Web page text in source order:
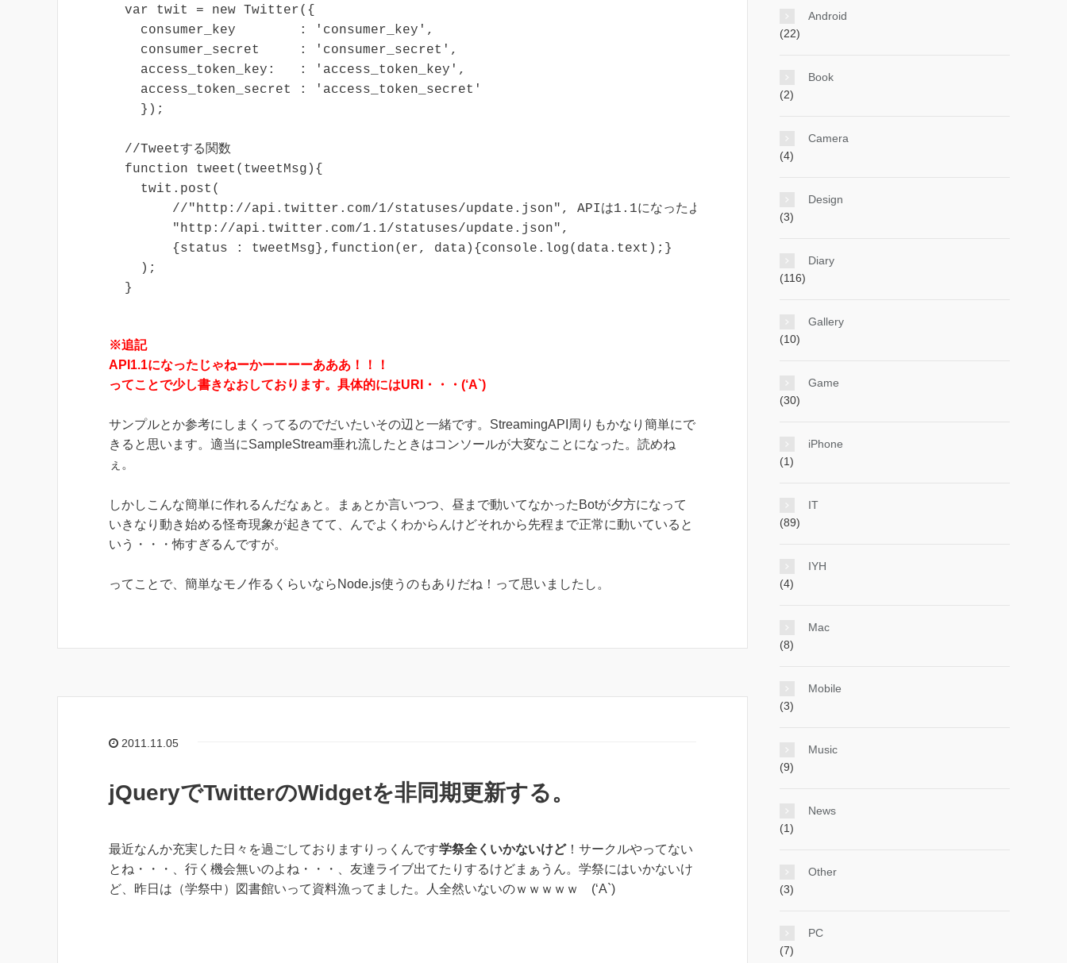
var twit = new Twitter({
  consumer_key        : 'consumer_key',
  consumer_secret     : 'consumer_secret',
  access_token_key:   : 'access_token_key',
  access_token_secret : 'access_token_secret'
  });
//Tweetする関数
function tweet(tweetMsg){
  twit.post(
      //"http://api.twitter.com/1/statuses/update.json", APIは1.1になったよ！
      "http://api.twitter.com/1.1/statuses/update.json",
      {status : tweetMsg},function(er, data){console.log(data.text);}
  );
}
※追記
API1.1になったじゃねーかーーーーあああ！！！
ってことで少し書きなおしております。具体的にはURI・・・(‘A`)
サンプルとか参考にしまくってるのでだいたいその辺と一緒です。StreamingAPI周りもかなり簡単にで
きると思います。適当にSampleStream垂れ流したときはコンソールが大変なことになった。読めね
ぇ。
しかしこんな簡単に作れるんだなぁと。まぁとか言いつつ、昼まで動いてなかったBotが夕方になって
いきなり動き始める怪奇現象が起きてて、んでよくわからんけどそれから先程まで正常に動いていると
いう・・・怖すぎるんですが。
ってことで、簡単なモノ作るくらいならNode.js使うのもありだね！って思いましたし。
2011.11.05
jQueryでTwitterのWidgetを非同期更新する。
最近なんか充実した日々を過ごしておりますりっくんです学祭全くいかないけど！サークルやってない
とね・・・、行く機会無いのよね・・・、友達ライブ出てたりするけどまぁうん。学祭にはいかないけ
ど、昨日は（学祭中）図書館いって資料漁ってました。人全然いないのｗｗｗｗｗ (‘A`)
Android
(22)
Book
(2)
Camera
(4)
Design
(3)
Diary
(116)
Gallery
(10)
Game
(30)
iPhone
(1)
IT
(89)
IYH
(4)
Mac
(8)
Mobile
(3)
Music
(9)
News
(1)
Other
(3)
PC
(7)